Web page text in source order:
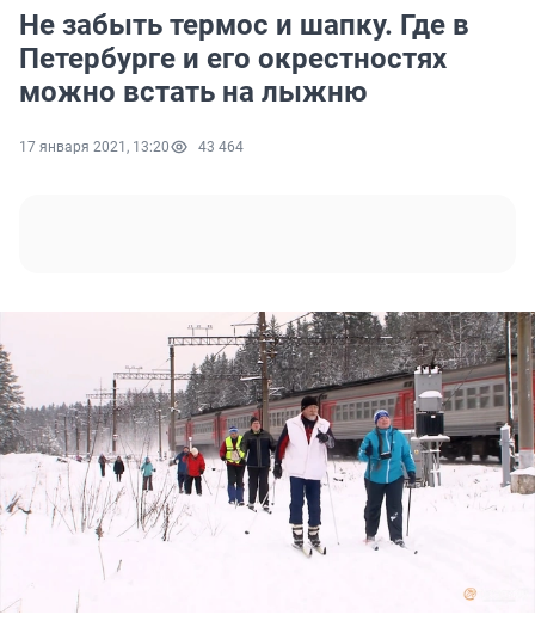
Не забыть термос и шапку. Где в
Петербурге и его окрестностях
можно встать на лыжню
17 января 2021, 13:20 43 464